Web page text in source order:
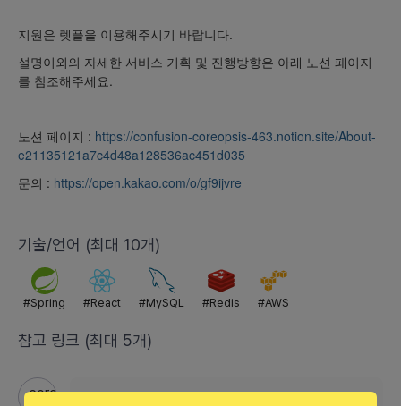
지원은 렛플을 이용해주시기 바랍니다.
설명이외의 자세한 서비스 기획 및 진행방향은 아래 노션 페이지
를 참조해주세요.
노션 페이지 : https://confusion-coreopsis-463.notion.site/About-
e21135121a7c4d48a128536ac451d035
문의 : https://open.kakao.com/o/gf9ijvre
기술/언어 (최대 10개)
#Spring #React #MySQL #Redis #AWS
참고 링크 (최대 5개)